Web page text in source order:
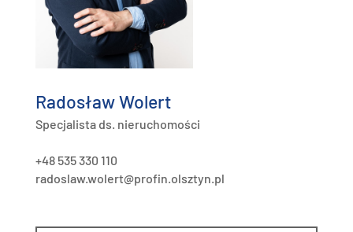
Radosław Wolert
Specjalista ds. nieruchomości
+48 535 330 110
radoslaw.wolert@profin.olsztyn.pl